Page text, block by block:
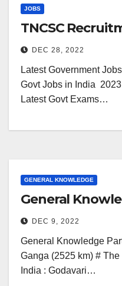
JOBS
TNCSC
DEC 28, 2022
Latest Government
Govt Jobs in India 2023
Latest Govt Exams…
GENERAL KNOWLEDGE
General
DEC 9, 2022
General Knowledge
Ganga (2525 km) #
India : Godavari…